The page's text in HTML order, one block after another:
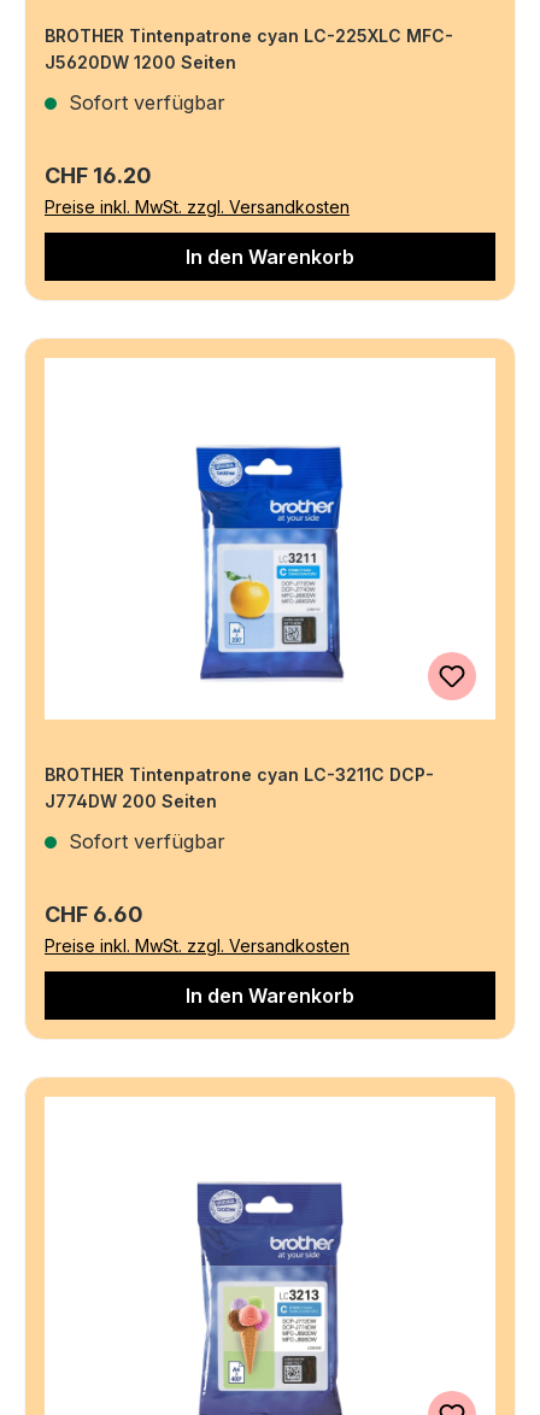
BROTHER Tintenpatrone cyan LC-225XLC MFC-
J5620DW 1200 Seiten
Sofort verfügbar
Regulärer Preis:
CHF 16.20
Preise inkl. MwSt. zzgl. Versandkosten
In den Warenkorb
BROTHER Tintenpatrone cyan LC-3211C DCP-
J774DW 200 Seiten
Sofort verfügbar
Regulärer Preis:
CHF 6.60
Preise inkl. MwSt. zzgl. Versandkosten
In den Warenkorb